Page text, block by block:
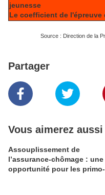
jeunesse
Le coefficient de l'épreuve
Source : Direction de la
Partager
Vous aimerez aussi
Assouplissement de
l’assurance‑chômage :
opportunité pour les